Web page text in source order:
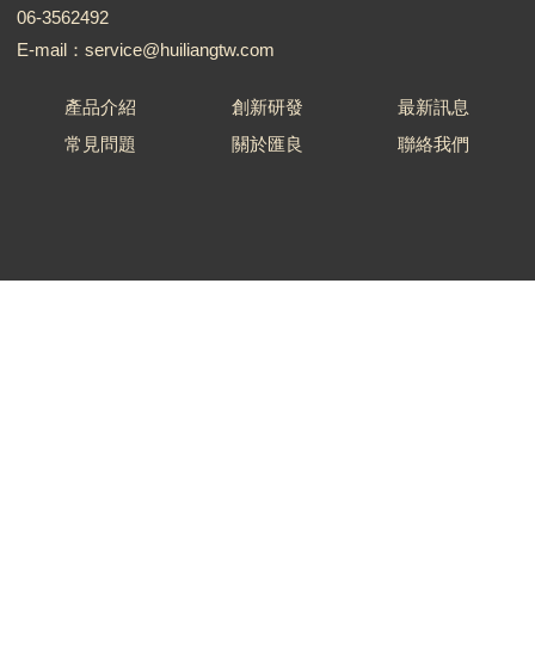
06-3562492
E-mail：service@huiliangtw.com
產品介紹 創新研發
最新訊息
常見問題
關於匯良 聯絡我們